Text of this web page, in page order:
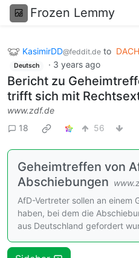
Frozen Lemmy
KasimirDD@feddit.de to
Deutsch · 3 years ago
Bericht zu
trifft sich mit
www.zdf.de
18
56
Geheimtreffen von
Abschiebungen
AfD-Vertreter sollen an einem
haben, bei dem die
aus Deutschland gefordert